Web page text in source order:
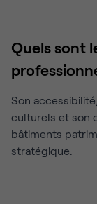
Quels sont
Son
culturels et son
bâtiments
stratégique.